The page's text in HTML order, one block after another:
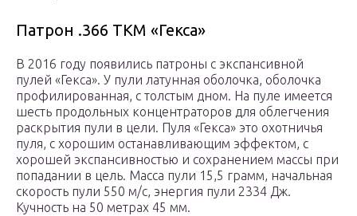
Патрон .366 ТКМ «Гекса»
В 2016 году появились патроны с экспансивной
пулей «Гекса». У пули латунная оболочка, оболочка
профилированная, с толстым дном. На пуле имеется
шесть продольных концентраторов для облегчения
раскрытия пули в цели. Пуля «Гекса» это охотничья
пуля, с хорошим останавливающим эффектом, с
хорошей экспансивностью и сохранением массы при
попадании в цель. Масса пули 15,5 грамм, начальная
скорость пули 550 м/с, энергия пули 2334 Дж.
Кучность на 50 метрах 45 мм.